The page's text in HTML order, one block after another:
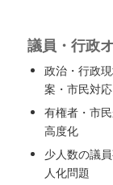
議員・行政
政治・行政
案・市民対応
有権者・市
高度化
少人数の議
人化問題